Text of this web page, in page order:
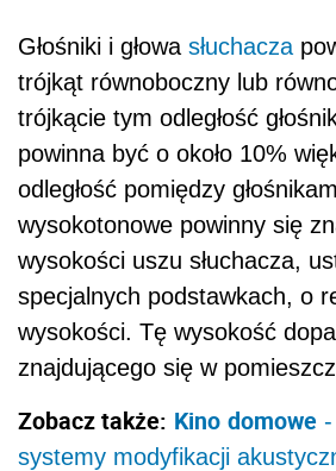
Głośniki i głowa słuchacza
trójkąt równoboczny lub
trójkącie tym odległość
powinna być o około 10%
odległość pomiędzy
wysokotonowe powinny się
wysokości uszu słuchacza,
specjalnych podstawkach, o
wysokości. Tę wysokość
znajdującego się w
Zobacz także: Kino domowe
systemy modyfikacji